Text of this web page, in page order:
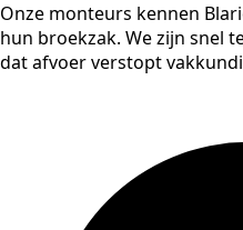
Onze monteurs kennen
hun broekzak. We zijn snel
dat afvoer verstopt